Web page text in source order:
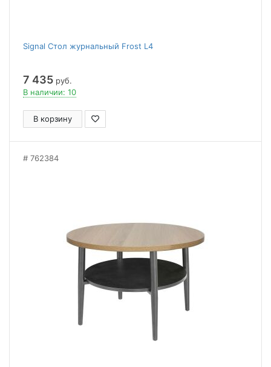
Signal Стол журнальный Frost L4
7 435 руб.
В наличии: 10
В корзину
762384